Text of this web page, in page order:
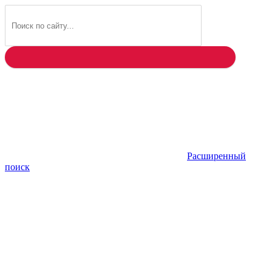
Расширенный
поиск